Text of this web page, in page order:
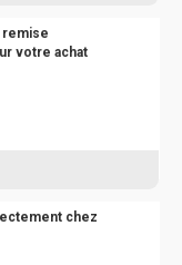
remise
votre achat
chez